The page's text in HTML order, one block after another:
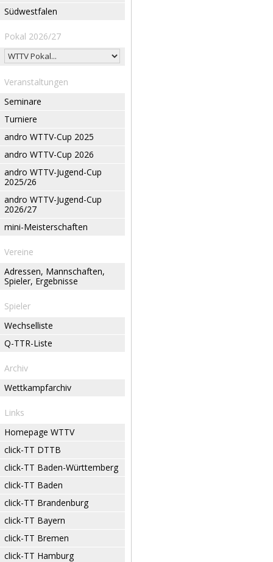
Südwestfalen
Pokal 2026/27
Veranstaltungen
Seminare
Turniere
andro WTTV-Cup 2025
andro WTTV-Cup 2026
andro WTTV-Jugend-Cup
2025/26
andro WTTV-Jugend-Cup
2026/27
mini-Meisterschaften
Vereine
Adressen, Mannschaften,
Spieler, Ergebnisse
Spieler
Wechselliste
Q-TTR-Liste
Archiv
Wettkampfarchiv
Links
Homepage WTTV
click-TT DTTB
click-TT Baden-Württemberg
click-TT Baden
click-TT Brandenburg
click-TT Bayern
click-TT Bremen
click-TT Hamburg